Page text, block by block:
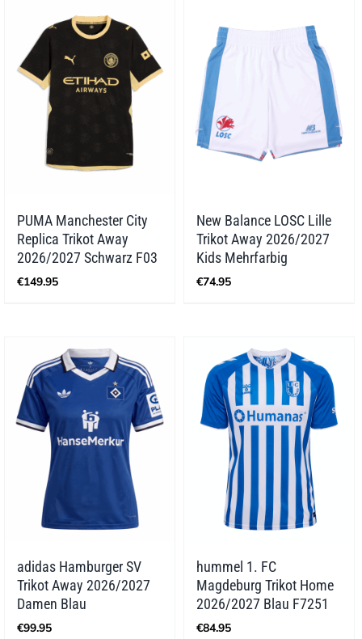
PUMA Manchester City
Replica Trikot Away
2026/2027 Schwarz F03
€149.95
New Balance LOSC Lille
Trikot Away 2026/2027
Kids Mehrfarbig
€74.95
adidas Hamburger SV
Trikot Away 2026/2027
Damen Blau
€99.95
hummel 1. FC
Magdeburg Trikot Home
2026/2027 Blau F7251
€84.95